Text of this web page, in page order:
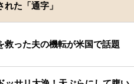
た「通字」
救った夫の機転が米国で話題